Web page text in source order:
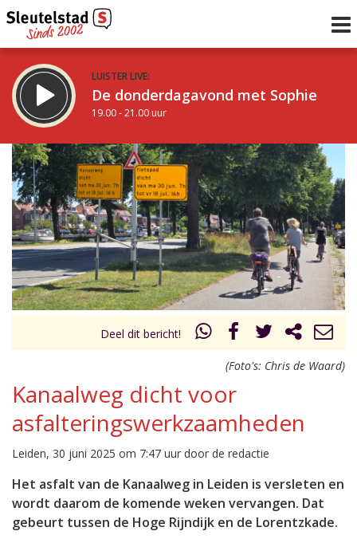
LUISTER LIVE:
De donderdagavond met Sophie
19.00 - 21.00 uur
STRAKS:
De avond van Sleutelstad
21.00 - 0.00 uur
Vorig uur
uur 1 van 0 Volgend uur
Inklappen
Deel dit bericht!
(Foto's: Chris de Waard)
Kanaalweg dicht voor
asfalteringswerkzaamheden
Leiden, 30 juni 2025 om 7:47 uur door de redactie
Het asfalt van de Kanaalweg in Leiden is versleten en
wordt daarom de komende weken vervangen. Dat
gebeurt tussen de Hoge Rijndijk en de Lorentzkade.